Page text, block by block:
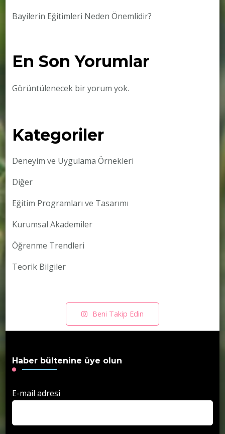
Bayilerin Eğitimleri Neden Önemlidir?
En Son Yorumlar
Görüntülenecek bir yorum yok.
Kategoriler
Deneyim ve Uygulama Örnekleri
Diğer
Eğitim Programları ve Tasarımı
Kurumsal Akademiler
Öğrenme Trendleri
Teorik Bilgiler
Beni Takip Edin
Haber bültenine üye olun
E-mail adresi